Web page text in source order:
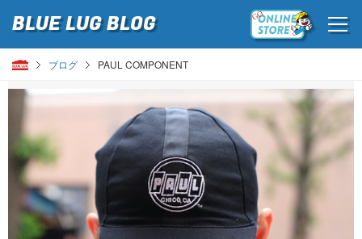
BLUE LUGBLOG
ブログ PAUL COMPONENT